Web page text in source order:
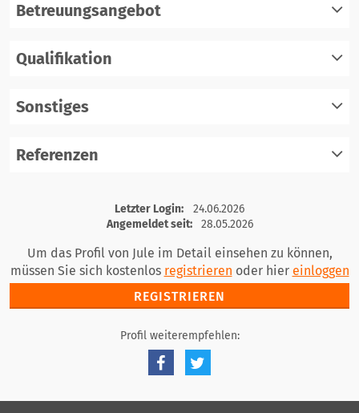
Betreuungsangebot
Qualifikation
Sonstiges
Referenzen
registrieren
einloggen
Letzter Login:
24.06.2026
Angemeldet seit:
28.05.2026
Um das Profil von Jule im Detail einsehen zu können,
müssen Sie sich kostenlos registrieren oder hier einloggen
REGISTRIEREN
Profil weiterempfehlen: